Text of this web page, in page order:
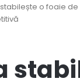
o foaie